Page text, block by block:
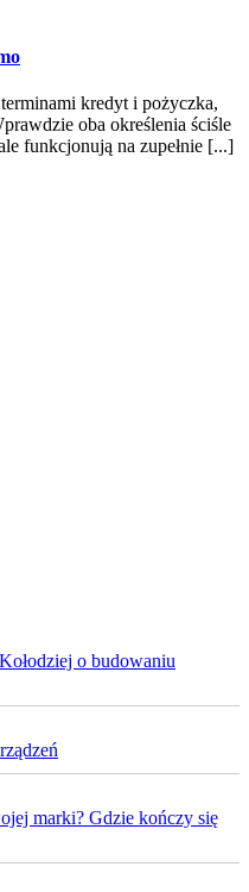
kredyt i pożyczka,
oba określenia ściśle
funkcjonują na zupełnie [...]
o budowaniu
marki? Gdzie kończy się